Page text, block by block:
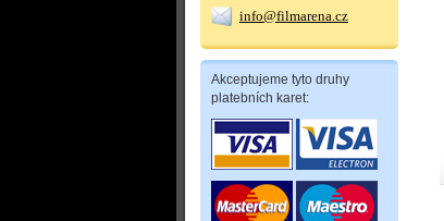
info@filmarena.cz
Akceptujeme tyto druhy
platebních karet: